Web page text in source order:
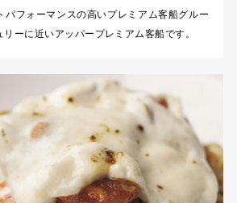
パフォーマンスの高いプレミアム客船グルー
ーに近いアッパープレミアム客船です。